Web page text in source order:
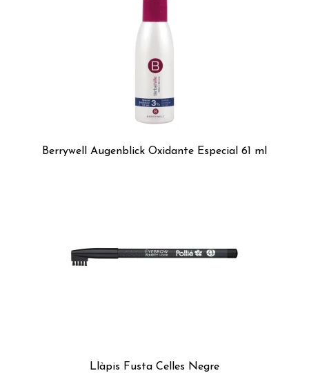
Berrywell Augenblick Oxidante Especial 61 ml
Llàpis Fusta Celles Negre